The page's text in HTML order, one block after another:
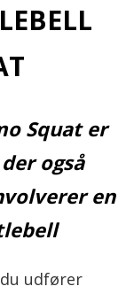
Squat er
også
​​en
udfører